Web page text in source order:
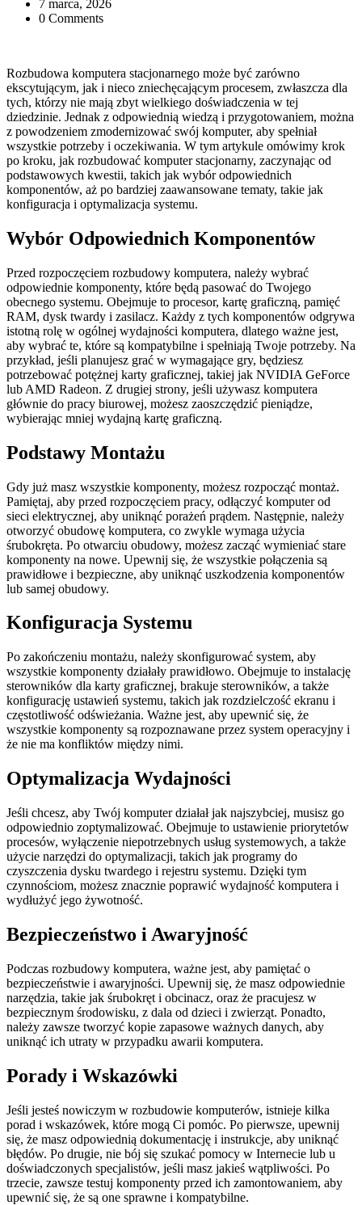
7 marca, 2026
0 Comments
Rozbudowa komputera stacjonarnego może być zarówno
ekscytującym, jak i nieco zniechęcającym procesem, zwłaszcza dla
tych, którzy nie mają zbyt wielkiego doświadczenia w tej
dziedzinie. Jednak z odpowiednią wiedzą i przygotowaniem, można
z powodzeniem zmodernizować swój komputer, aby spełniał
wszystkie potrzeby i oczekiwania. W tym artykule omówimy krok
po kroku, jak rozbudować komputer stacjonarny, zaczynając od
podstawowych kwestii, takich jak wybór odpowiednich
komponentów, aż po bardziej zaawansowane tematy, takie jak
konfiguracja i optymalizacja systemu.
Wybór Odpowiednich Komponentów
Przed rozpoczęciem rozbudowy komputera, należy wybrać
odpowiednie komponenty, które będą pasować do Twojego
obecnego systemu. Obejmuje to procesor, kartę graficzną, pamięć
RAM, dysk twardy i zasilacz. Każdy z tych komponentów odgrywa
istotną rolę w ogólnej wydajności komputera, dlatego ważne jest,
aby wybrać te, które są kompatybilne i spełniają Twoje potrzeby. Na
przykład, jeśli planujesz grać w wymagające gry, będziesz
potrzebować potężnej karty graficznej, takiej jak NVIDIA GeForce
lub AMD Radeon. Z drugiej strony, jeśli używasz komputera
głównie do pracy biurowej, możesz zaoszczędzić pieniądze,
wybierając mniej wydajną kartę graficzną.
Podstawy Montażu
Gdy już masz wszystkie komponenty, możesz rozpocząć montaż.
Pamiętaj, aby przed rozpoczęciem pracy, odłączyć komputer od
sieci elektrycznej, aby uniknąć porażeń prądem. Następnie, należy
otworzyć obudowę komputera, co zwykle wymaga użycia
śrubokręta. Po otwarciu obudowy, możesz zacząć wymieniać stare
komponenty na nowe. Upewnij się, że wszystkie połączenia są
prawidłowe i bezpieczne, aby uniknąć uszkodzenia komponentów
lub samej obudowy.
Konfiguracja Systemu
Po zakończeniu montażu, należy skonfigurować system, aby
wszystkie komponenty działały prawidłowo. Obejmuje to instalację
sterowników dla karty graficznej, brakuje sterowników, a także
konfigurację ustawień systemu, takich jak rozdzielczość ekranu i
częstotliwość odświeżania. Ważne jest, aby upewnić się, że
wszystkie komponenty są rozpoznawane przez system operacyjny i
że nie ma konfliktów między nimi.
Optymalizacja Wydajności
Jeśli chcesz, aby Twój komputer działał jak najszybciej, musisz go
odpowiednio zoptymalizować. Obejmuje to ustawienie priorytetów
procesów, wyłączenie niepotrzebnych usług systemowych, a także
użycie narzędzi do optymalizacji, takich jak programy do
czyszczenia dysku twardego i rejestru systemu. Dzięki tym
czynnościom, możesz znacznie poprawić wydajność komputera i
wydłużyć jego żywotność.
Bezpieczeństwo i Awaryjność
Podczas rozbudowy komputera, ważne jest, aby pamiętać o
bezpieczeństwie i awaryjności. Upewnij się, że masz odpowiednie
narzędzia, takie jak śrubokręt i obcinacz, oraz że pracujesz w
bezpiecznym środowisku, z dala od dzieci i zwierząt. Ponadto,
należy zawsze tworzyć kopie zapasowe ważnych danych, aby
uniknąć ich utraty w przypadku awarii komputera.
Porady i Wskazówki
Jeśli jesteś nowiczym w rozbudowie komputerów, istnieje kilka
porad i wskazówek, które mogą Ci pomóc. Po pierwsze, upewnij
się, że masz odpowiednią dokumentację i instrukcje, aby uniknąć
błędów. Po drugie, nie bój się szukać pomocy w Internecie lub u
doświadczonych specjalistów, jeśli masz jakieś wątpliwości. Po
trzecie, zawsze testuj komponenty przed ich zamontowaniem, aby
upewnić się, że są one sprawne i kompatybilne.